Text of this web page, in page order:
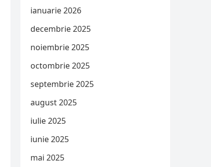
ianuarie 2026
decembrie 2025
noiembrie 2025
octombrie 2025
septembrie 2025
august 2025
iulie 2025
iunie 2025
mai 2025